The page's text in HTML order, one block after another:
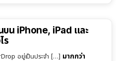
บน iPhone, iPad และ
ร
อยู่เป็นประจำ […] มากกว่า